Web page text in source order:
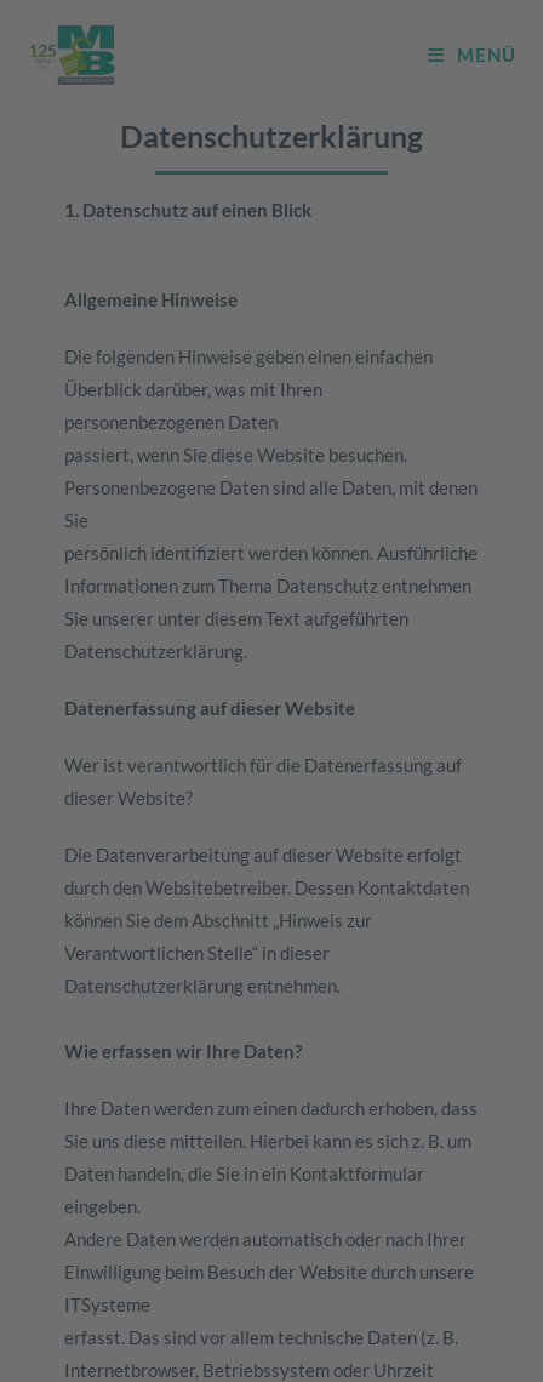
MENÜ
Datenschutzerklärung
1. Datenschutz auf einen Blick
Allgemeine Hinweise
Die folgenden Hinweise geben einen einfachen
Überblick darüber, was mit Ihren
personenbezogenen Daten
passiert, wenn Sie diese Website besuchen.
Personenbezogene Daten sind alle Daten, mit denen
Sie
persönlich identifiziert werden können. Ausführliche
Informationen zum Thema Datenschutz entnehmen
Sie unserer unter diesem Text aufgeführten
Datenschutzerklärung.
Datenerfassung auf dieser Website
Wer ist verantwortlich für die Datenerfassung auf
dieser Website?
Die Datenverarbeitung auf dieser Website erfolgt
durch den Websitebetreiber. Dessen Kontaktdaten
können Sie dem Abschnitt „Hinweis zur
Verantwortlichen Stelle“ in dieser
Datenschutzerklärung entnehmen.
Wie erfassen wir Ihre Daten?
Ihre Daten werden zum einen dadurch erhoben, dass
Sie uns diese mitteilen. Hierbei kann es sich z. B. um
Daten handeln, die Sie in ein Kontaktformular
eingeben.
Andere Daten werden automatisch oder nach Ihrer
Einwilligung beim Besuch der Website durch unsere
ITSysteme
erfasst. Das sind vor allem technische Daten (z. B.
Internetbrowser, Betriebssystem oder Uhrzeit